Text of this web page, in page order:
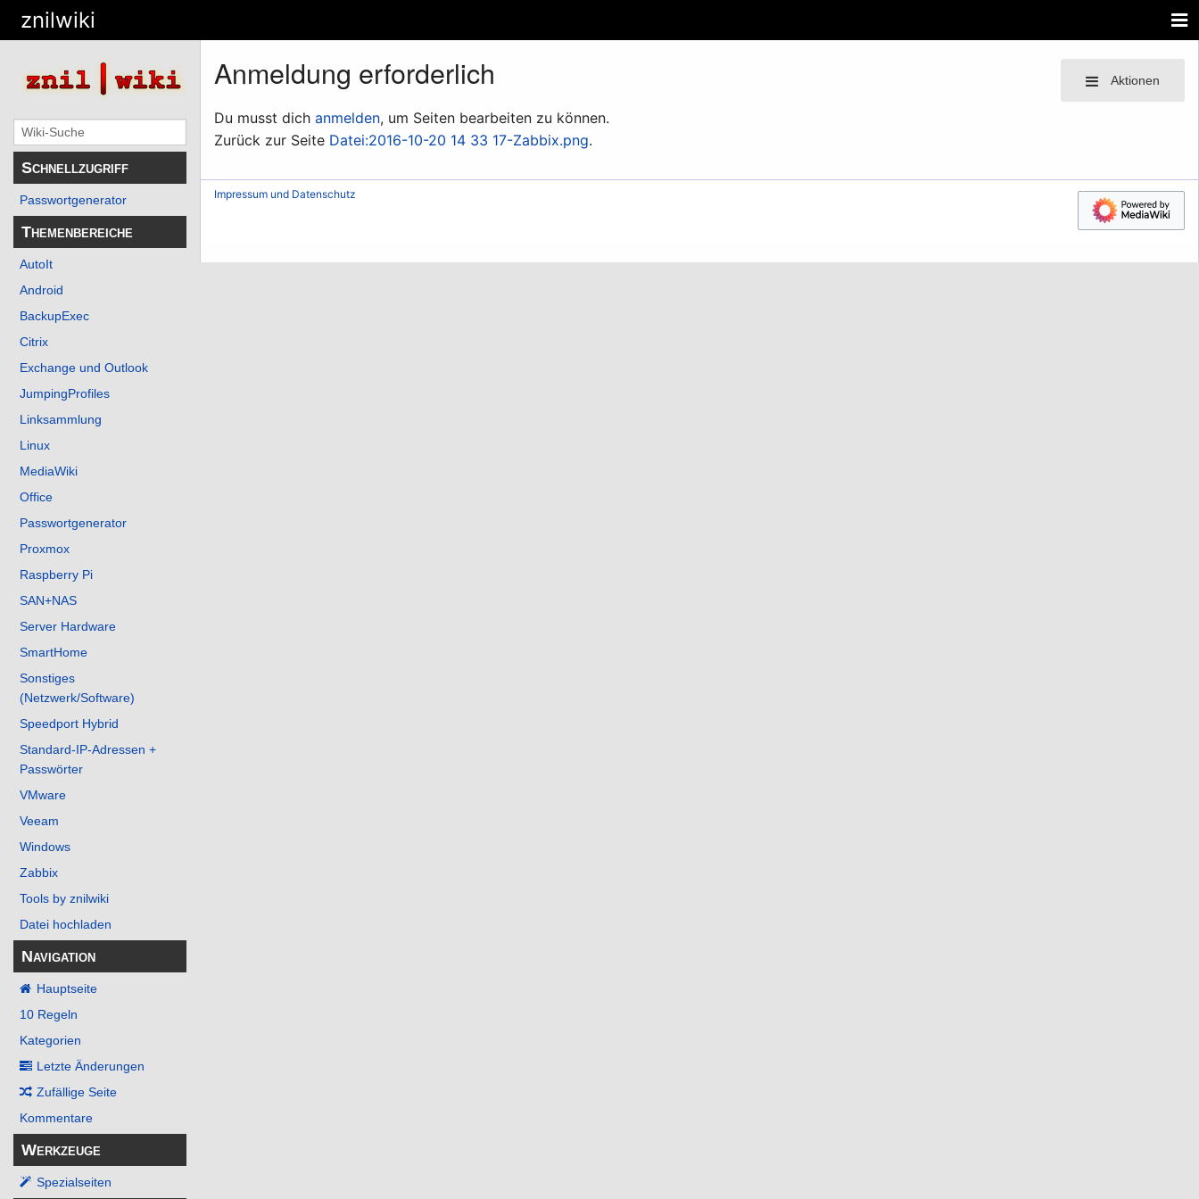
znilwiki
Schnellzugriff
Passwortgenerator
Themenbereiche
AutoIt
Android
BackupExec
Citrix
Exchange und Outlook
JumpingProfiles
Linksammlung
Linux
MediaWiki
Office
Passwortgenerator
Proxmox
Raspberry Pi
SAN+NAS
Server Hardware
SmartHome
Sonstiges
(Netzwerk/Software)
Speedport Hybrid
Standard-IP-Adressen +
Passwörter
VMware
Veeam
Windows
Zabbix
Tools by znilwiki
Datei hochladen
Navigation
Hauptseite
10 Regeln
Kategorien
Letzte Änderungen
Zufällige Seite
Kommentare
Werkzeuge
Spezialseiten
Aktionen
Anmeldung erforderlich
Du musst dichanmelden, um Seiten bearbeiten zu können.
Zurück zur Seite Datei:2016-10-20 14 33 17-Zabbix.png.
Impressum und Datenschutz